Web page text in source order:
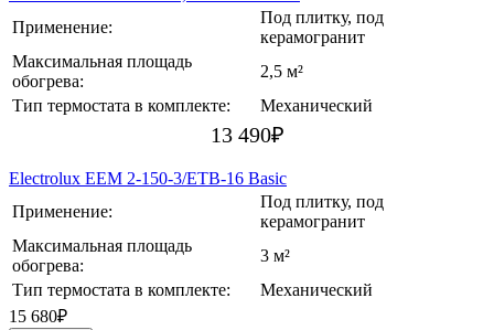
Применение:
Под плитку, под
керамогранит
Максимальная площадь
обогрева:
2,5 м²
Тип термостата в комплекте:
Механический
13 490₽
Electrolux EEM 2-150-3/ETB-16 Basic
Применение:
Под плитку, под
керамогранит
Максимальная площадь
обогрева:
3 м²
Тип термостата в комплекте:
Механический
15 680₽